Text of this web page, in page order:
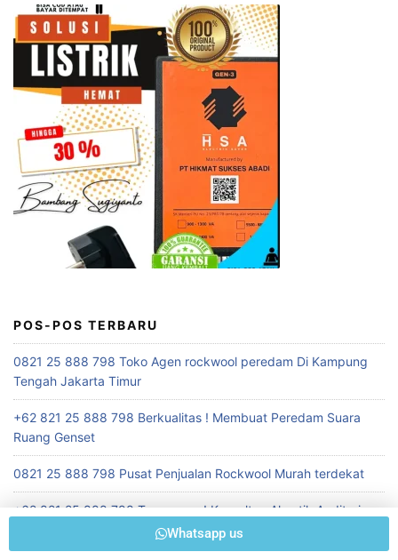
POS-POS TERBARU
0821 25 888 798 Toko Agen rockwool peredam Di Kampung
Tengah Jakarta Timur
+62 821 25 888 798 Berkualitas ! Membuat Peredam Suara
Ruang Genset
0821 25 888 798 Pusat Penjualan Rockwool Murah terdekat
+62 821 25 888 798 Terpecaya ! Konsultan Akustik Auditorium
Whatsapp us